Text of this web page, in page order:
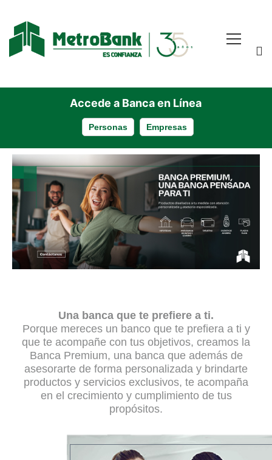
Accede a Banca en Línea
Personas Empresas
Banca
Premium
Una banca que te prefiere a ti.
Porque mereces un banco que te prefiera a ti y
que te acompañe con tus objetivos, creamos la
Banca Premium, una banca que además de
asesorarte de forma personalizada y brindarte
productos y servicios exclusivos, te acompaña
en el crecimiento y cumplimiento de tus
propósitos.